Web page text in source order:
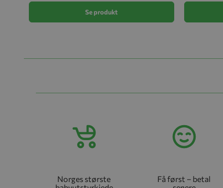
Se produkt
Norges største
Få først – betal